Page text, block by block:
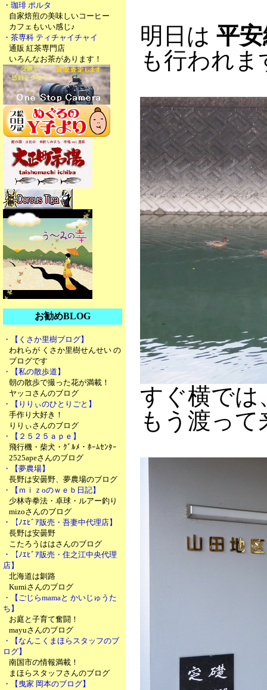
・珈琲 ポルタ
自家焙煎の美味しいコーヒー
カフェもいい感じ♪
・茶専科 ティチャイチャイ
通販 紅茶専門店
いろんなお茶があります！
お勧めBLOG
・【くさか里樹ブログ】
われらが くさか里樹せんせい の
ブログです
・【私の散歩道】
朝の散歩で撮った花が満載！
ヤッコさんのブログ
・【りりぃのひとりごと】
手作り大好き！
りりぃさんのブログ
・【２５２５ａｐｅ】
飛行機・柴犬・ｸﾞﾙﾒ・ﾎｰﾑｾﾝﾀｰ
2525apeさんのブログ
・【夢農場】
長野は安曇野、夢農場のブログ
・【ｍｉｚoのｗｅｂ日記】
少林寺拳法・卓球・ルアー釣り
mizoさんのブログ
・【ﾉｴﾋﾞｱ販売・吾妻中代理店】
長野は安曇野
こたろうははさんのブログ
・【ﾉｴﾋﾞｱ販売・住之江中央代理
店】
北海道は釧路
Kumiさんのブログ
・【ごじらmamaと かいじゅうた
ち】
お庭と子育て奮闘！
mayuさんのブログ
・【なんこくまほらスタッフのブ
ログ】
南国市の情報満載！
まほらスタッフさんのブログ
・【曳家 岡本のブログ】
明日は 平
も行われま
すぐ横では
もう渡っ